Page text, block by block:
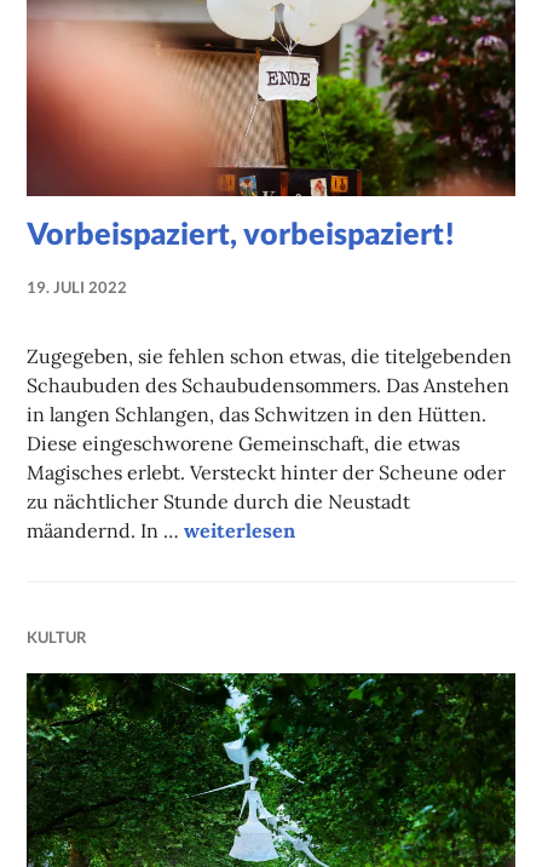
Vorbeispaziert, vorbeispaziert!
19. JULI 2022
Zugegeben, sie fehlen schon etwas, die titelgebenden
Schaubuden des Schaubudensommers. Das Anstehen
in langen Schlangen, das Schwitzen in den Hütten.
Diese eingeschworene Gemeinschaft, die etwas
Magisches erlebt. Versteckt hinter der Scheune oder
zu nächtlicher Stunde durch die Neustadt
mäandernd. In …Vorbeispaziert, vorbeispaziert!
weiterlesen
KULTUR